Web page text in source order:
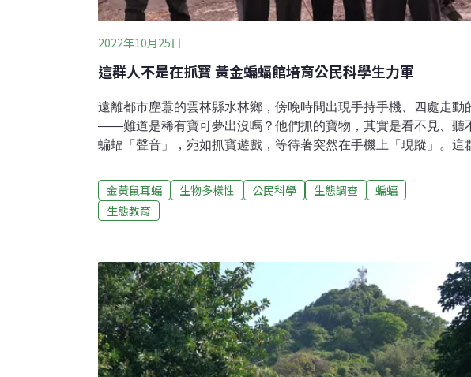
2022年10月25日
這群人不是在抓寶 黃金蝙蝠館培育公民科學生力軍
遠離都市塵囂的雲林縣水林鄉，傍晚時間出現手持手機、四處走動
——難道是稀有寶可夢出沒嗎？他們抓的寶物，其實是看不見、聽
蝙蝠「聲音」，宛如抓寶遊戲，等待著突然在手機上「現蹤」。這
傍晚出動執行蝙蝠錄音調查。不若同樣是夜間出沒的螢火蟲、蛙類
視察覺，蝙蝠調查另有方法，有捕捉也有超音波錄音。然而，大費
網捕捉，卻可能整夜都找不到一隻。超音波錄音更是要一直盯著螢
黃俊嘉告訴記者。看不到、聽不見 誰人關心小小蝙蝠？ 公民科學家
懈注暖流走訪雲林黃金蝙蝠館，台灣蝙蝠公民科學家的搖籃，推廣
來並不容易。黃俊嘉認為，其中一大關鍵弱勢就是：「絕大多數時
是看不到、聽不到（蝙蝠）的。
金黃鼠耳蝠 生物多樣性 公民科學 生態調查
蝙蝠
生態教育